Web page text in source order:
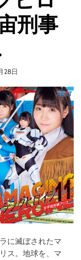
レ
刑事
28日
に滅ぼされたマ
ス。地球を、マ